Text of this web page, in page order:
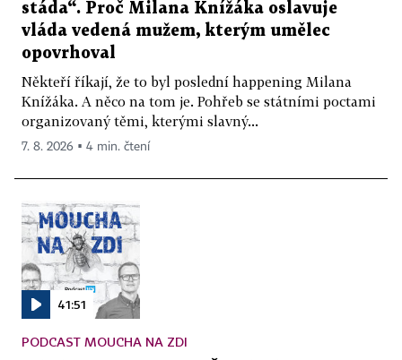
stáda“. Proč Milana Knížáka oslavuje
vláda vedená mužem, kterým umělec
opovrhoval
Někteří říkají, že to byl poslední happening Milana
Knížáka. A něco na tom je. Pohřeb se státními poctami
organizovaný těmi, kterými slavný...
7. 8. 2026 ▪ 4 min. čtení
41:51
PODCAST MOUCHA NA ZDI